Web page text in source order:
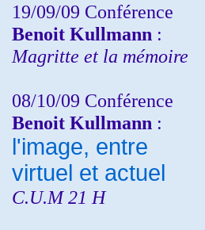
19/09/09 Conférence
Benoit Kullmann :
Magritte et la mémoire
08/10/09 Conférence
Benoit Kullmann :
l'image, entre
virtuel et actuel
C.U.M 21 H